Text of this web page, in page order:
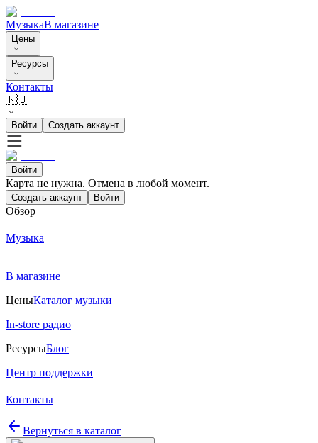
МузыкаВ магазине
Цены
Ресурсы
Контакты
🇷🇺
Войти Создать аккаунт
Войти
Карта не нужна. Отмена в любой момент.
Создать аккаунт Войти
Обзор
Музыка
В магазине
ЦеныКаталог музыки
In-store радио
РесурсыБлог
Центр поддержки
Контакты
Вернуться в каталог